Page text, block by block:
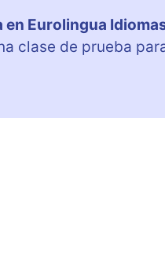
Eurolingua
clase de prueba